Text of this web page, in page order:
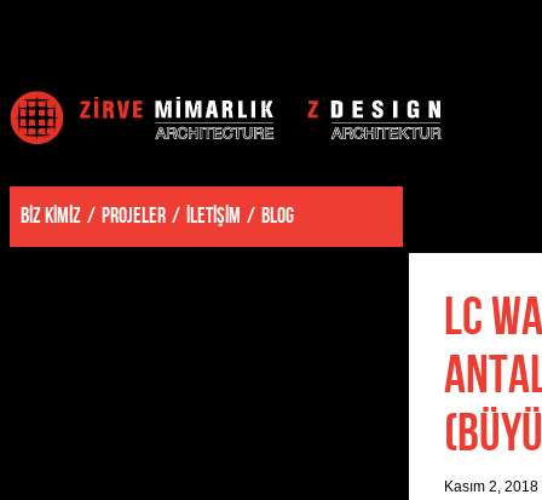
BİZ KİMİZ PROJELER İLETİŞİM BLOG
LC
Kasım 2, 2018